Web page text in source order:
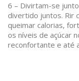
6 – Divirtam-se
divertido juntos. Rir
queimar calorias,
os níveis de açúcar
reconfortante e até